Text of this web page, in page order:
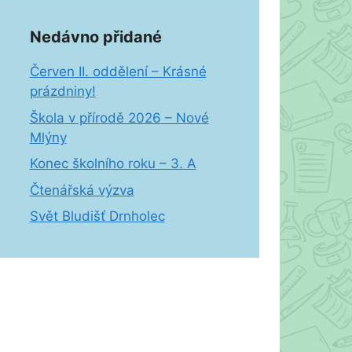
Nedávno přidané
Červen II. oddělení – Krásné
prázdniny!
Škola v přírodě 2026 – Nové
Mlýny
Konec školního roku – 3. A
Čtenářská výzva
Svět Bludišť Drnholec